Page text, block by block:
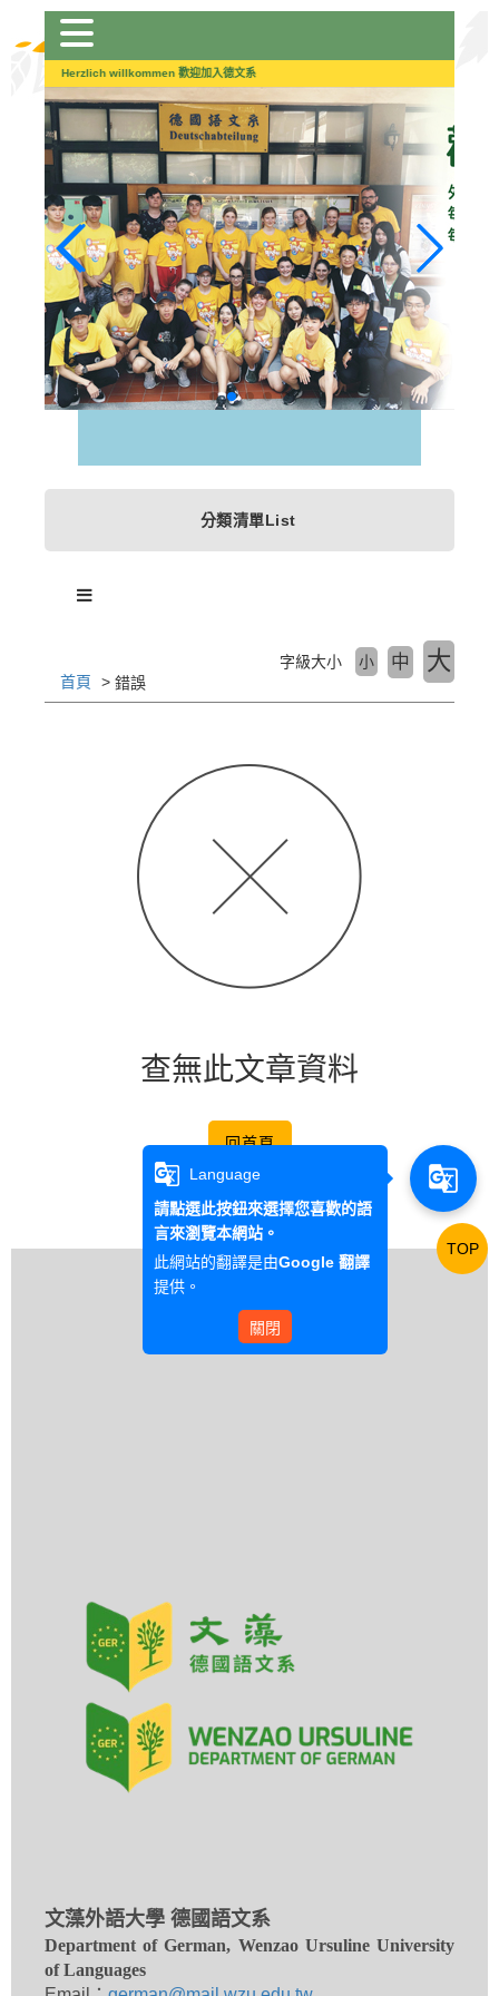
到
Herzlich willkommen 歡迎加入德文系
分類清單List
首頁 錯誤
字級大小 小 中 大
查無此文章資料
回首頁
文藻外語大學 德國語文系
Department of German, Wenzao Ursuline University
of Languages
TOP
g_translate
Language
請點選此按鈕來選擇您喜歡的語
言來瀏覽本網站。
此網站的翻譯是由Google 翻譯
提供。
關閉
g_translate